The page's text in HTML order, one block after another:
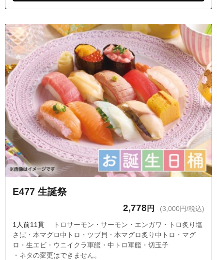
E477 生誕祭
2,778 円 (3,000円/税込)
1人前11貫
トロサーモン・サーモン・エンガワ・トロ炙り塩
さば・本マグロ中トロ・ツブ貝・本マグロ炙り中トロ・マグ
ロ・生エビ・ウニイクラ軍艦・中トロ軍艦・切玉子
・ネタの変更はできません。